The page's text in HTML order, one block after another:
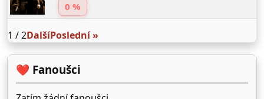
0 %
1 / 2DalšíPoslední »
❤️ Fanoušci